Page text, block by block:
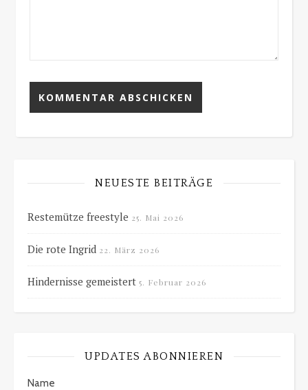
NEUESTE BEITRÄGE
Restemütze freestyle 25. Mai 2026
Die rote Ingrid 22. März 2026
Hindernisse gemeistert 5. Februar 2026
UPDATES ABONNIEREN
Name